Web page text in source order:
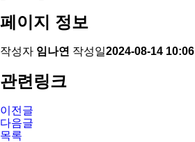
페이지 정보
작성자 임나연 작성일2024-08-14 10:06
관련링크
이전글
다음글
목록